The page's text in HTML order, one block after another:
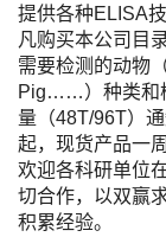
提供各种ELISA
凡购买本公司目
需要检测的动物
Pig……）种类和
量（48T/96T）
起，现货产品一
欢迎各科研单位
切合作，以双赢
积累经验。